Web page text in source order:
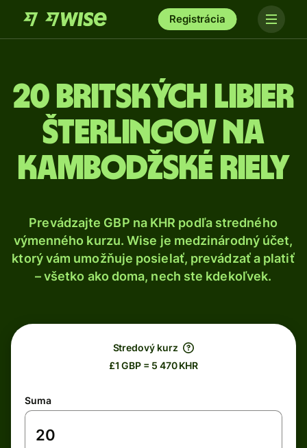
Registrácia
20 Britských libier
šterlingov na
kambodžské riely
Prevádzajte GBP na KHR podľa stredného
výmenného kurzu. Wise je medzinárodný účet,
ktorý vám umožňuje posielať, prevádzať a platiť
– všetko ako doma, nech ste kdekoľvek.
Stredový kurz
£1 GBP = 5 470 KHR
Suma